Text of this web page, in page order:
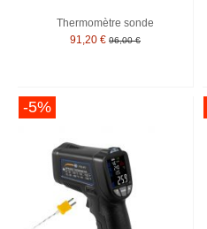
Thermomètre sonde
91,20 € 96,00 €
-5%